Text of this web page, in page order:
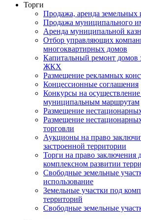
Торги
Продажа, аренда земельных
Продажа муниципального
Аренда муниципальной
Отбор управляющих
многоквартирных домов
Капитальный ремонт домов
ЖКХ
Размещение рекламных
Концессионные соглашения
Конкурсы на осуществление
муниципальным маршрутам
Размещение
Размещение
торговли
Аукционы на право
застроенной территории
Торги на право заключения
комплексном развитии
Свободные земельные
использование
Земельные участки под
территорий
Свободные земельные